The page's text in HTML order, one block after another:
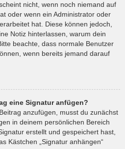
nicht, wenn noch niemand auf
oder wenn ein Administrator oder
hat. Diese können jedoch,
Notiz hinterlassen, warum dein
beachte, dass normale Benutzer
wenn bereits jemand darauf
eine Signatur anfügen?
anzufügen, musst du zunächst
in deinem persönlichen Bereich
erstellt und gespeichert hast,
Kästchen „Signatur anhängen“